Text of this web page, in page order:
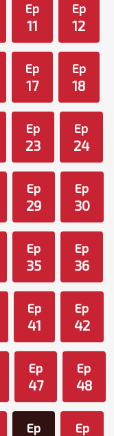
Ep
11
Ep
12
Ep
17
Ep
18
Ep
23
Ep
24
Ep
29
Ep
30
Ep
35
Ep
36
Ep
41
Ep
42
Ep
47
Ep
48
Ep Ep